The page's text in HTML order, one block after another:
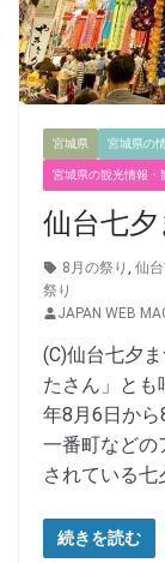
宮城県 宮城県の
宮城県の観光情報・
仙台七夕
8月の祭り 仙
祭り
JAPAN WEB
(C)仙台七夕
たさん」とも
年8月6日か
一番町などの
されている七
続きを読む